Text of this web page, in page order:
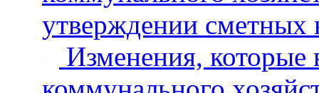
утверждении сметных
Изменения, которые